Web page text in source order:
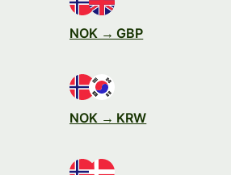
NOK → GBP
NOK → KRW